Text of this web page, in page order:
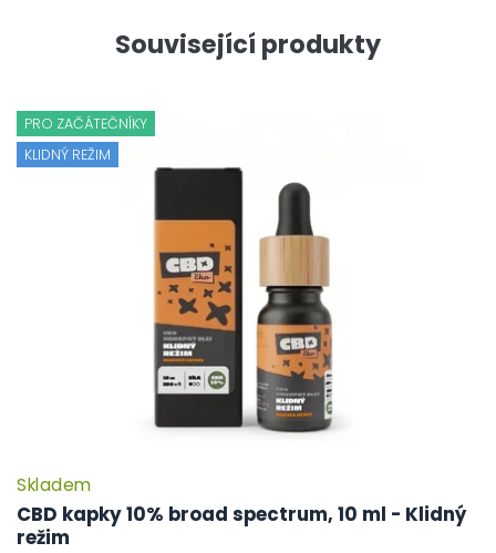
Související produkty
PRO ZAČÁTEČNÍKY
KLIDNÝ REŽIM
CBD kapky 10% broad spectrum, 10 ml - Klidný
režim
Skladem